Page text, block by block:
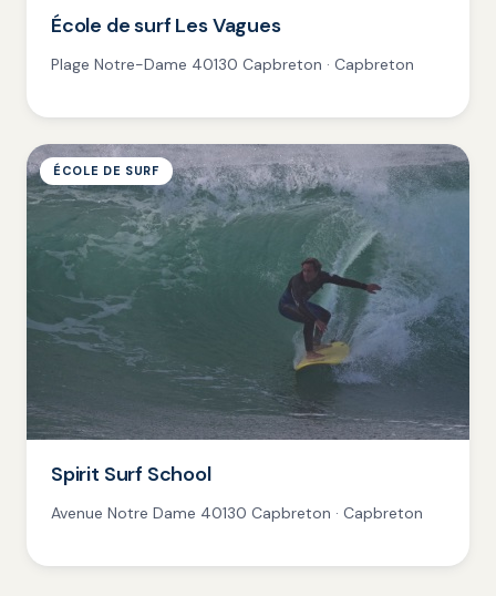
École de surf Les Vagues
Plage Notre-Dame 40130 Capbreton · Capbreton
ÉCOLE DE SURF
Spirit Surf School
Avenue Notre Dame 40130 Capbreton · Capbreton